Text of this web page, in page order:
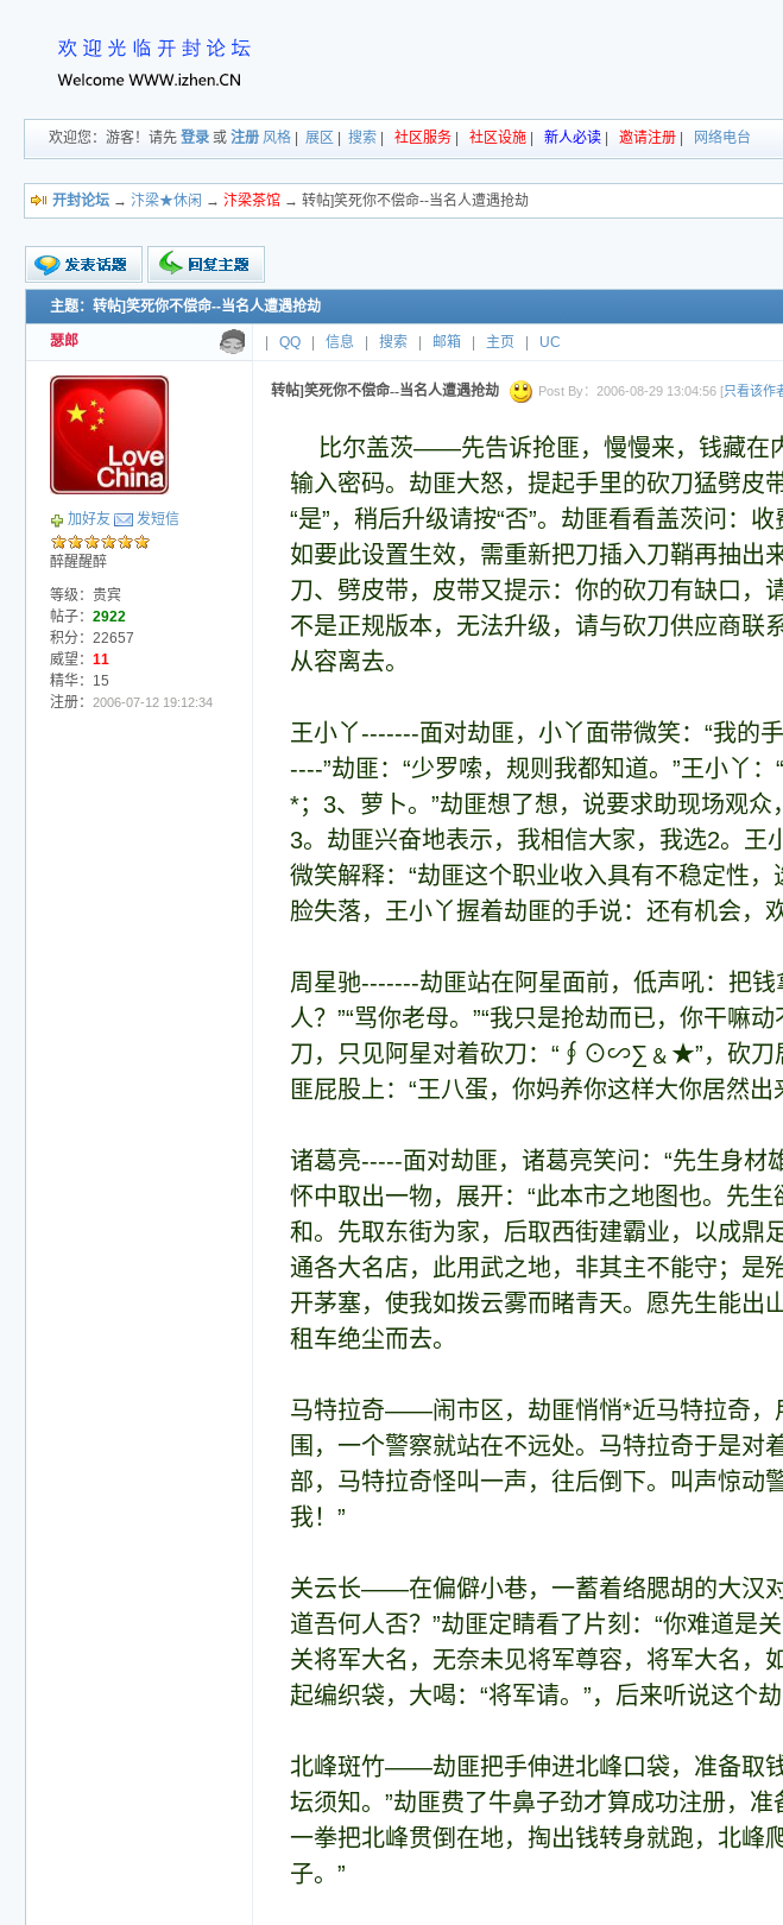
欢迎您：游客！请先登录 或注册 风格 |展区 |搜索 社区服务 社区设施 新人必读 邀请注册 网络电台
开封论坛 →汴梁★休闲 →汴梁茶馆 → 转帖]笑死你不偿命--当名人遭遇抢劫
新的主题
投票帖
交易帖
小字报
主题：转帖]笑死你不偿命--当名人遭遇抢劫
瑟郎 QQ 信息 搜索 邮箱 主页 UC
加好友 发短信
醉醒醒醉
等级：贵宾
帖子： 2922
积分：22657
威望： 11
精华：15
注册：
2006-07-12 19:12:34
转帖]笑死你不偿命--当名人遭遇抢劫 Post By：2006-08-29 13:04:56 [只看该作
比尔盖茨——先告诉抢匪，慢慢来，钱藏在
输入密码。劫匪大怒，提起手里的砍刀猛劈皮
“是”，稍后升级请按“否”。劫匪看看盖茨问：
如要此设置生效，需重新把刀插入刀鞘再抽出
刀、劈皮带，皮带又提示：你的砍刀有缺口，
不是正规版本，无法升级，请与砍刀供应商联
从容离去。
王小丫-------面对劫匪，小丫面带微笑：“我的
----”劫匪：“少罗嗦，规则我都知道。”王小丫
*；3、萝卜。”劫匪想了想，说要求助现场观
3。劫匪兴奋地表示，我相信大家，我选2。王
微笑解释：“劫匪这个职业收入具有不稳定性
脸失落，王小丫握着劫匪的手说：还有机会，
周星驰-------劫匪站在阿星面前，低声吼：把
人？”“骂你老母。”“我只是抢劫而已，你干嘛
刀，只见阿星对着砍刀：“∮⊙∽∑﹠★”，砍刀
匪屁股上：“王八蛋，你妈养你这样大你居然出
诸葛亮-----面对劫匪，诸葛亮笑问：“先生身材
怀中取出一物，展开：“此本市之地图也。先
和。先取东街为家，后取西街建霸业，以成鼎
通各大名店，此用武之地，非其主不能守；是
开茅塞，使我如拨云雾而睹青天。愿先生能出
租车绝尘而去。
马特拉奇——闹市区，劫匪悄悄*近马特拉奇，
围，一个警察就站在不远处。马特拉奇于是
部，马特拉奇怪叫一声，往后倒下。叫声惊动
我！”
关云长——在偏僻小巷，一蓄着络腮胡的大汉
道吾何人否？”劫匪定睛看了片刻：“你难道是
关将军大名，无奈未见将军尊容，将军大名，
起编织袋，大喝：“将军请。”，后来听说这个劫
北峰斑竹——劫匪把手伸进北峰口袋，准备取钱
坛须知。”劫匪费了牛鼻子劲才算成功注册，
一拳把北峰贯倒在地，掏出钱转身就跑，北峰
子。”